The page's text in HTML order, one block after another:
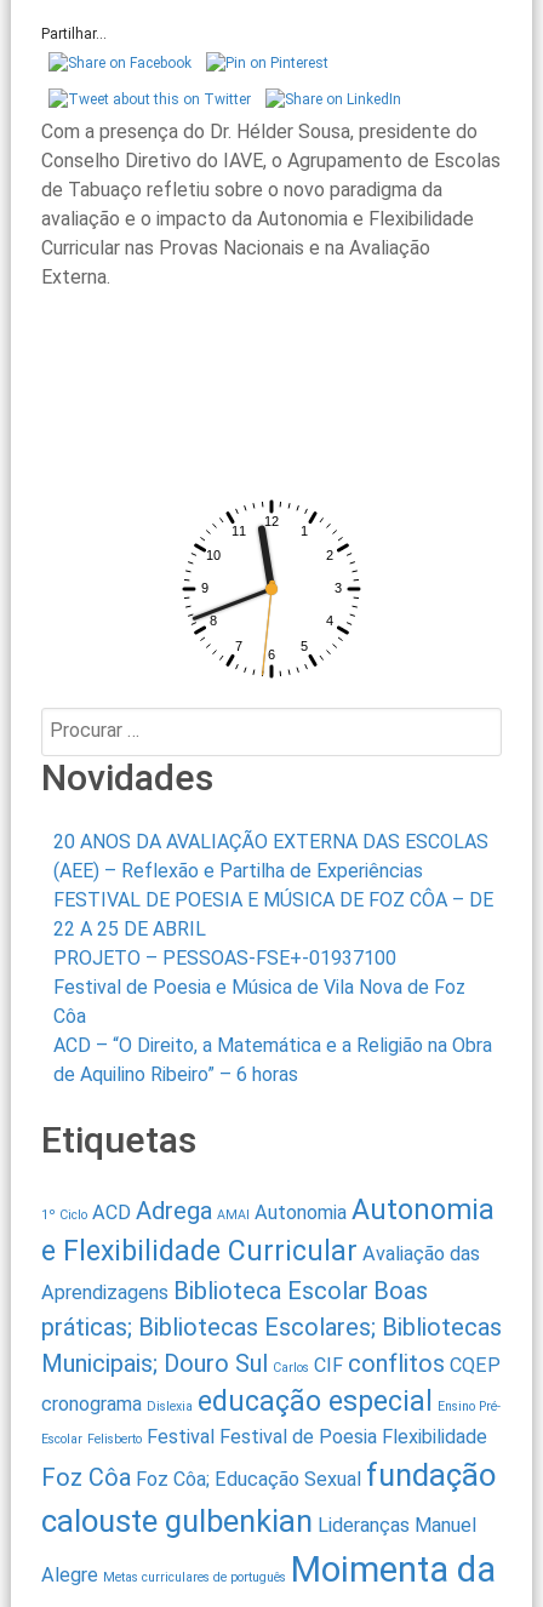
Partilhar...
Com a presença do Dr. Hélder Sousa, presidente do
Conselho Diretivo do IAVE, o Agrupamento de Escolas
de Tabuaço refletiu sobre o novo paradigma da
avaliação e o impacto da Autonomia e Flexibilidade
Curricular nas Provas Nacionais e na Avaliação
Externa.
Procurar:
Novidades
20 ANOS DA AVALIAÇÃO EXTERNA DAS ESCOLAS
(AEE) – Reflexão e Partilha de Experiências
FESTIVAL DE POESIA E MÚSICA DE FOZ CÔA – DE
22 A 25 DE ABRIL
PROJETO – PESSOAS-FSE+-01937100
Festival de Poesia e Música de Vila Nova de Foz
Côa
ACD – “O Direito, a Matemática e a Religião na Obra
de Aquilino Ribeiro” – 6 horas
Etiquetas
1º Ciclo ACD Adrega AMAI Autonomia Autonomia
e Flexibilidade Curricular Avaliação das
Aprendizagens Biblioteca Escolar Boas
práticas; Bibliotecas Escolares; Bibliotecas
Municipais; Douro Sul
Carlos CIF conflitos CQEP
cronograma Dislexia educação especial Ensino Pré-
Escolar Felisberto Festival Festival de Poesia Flexibilidade
Foz Côa Foz Côa; Educação Sexual fundação
calouste gulbenkian Lideranças Manuel
Alegre Metas curriculares de português Moimenta da